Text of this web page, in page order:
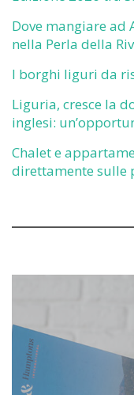
Dove mangiare ad
nella Perla della
I borghi liguri da
Liguria, cresce la
inglesi:
Chalet e
direttamente sulle